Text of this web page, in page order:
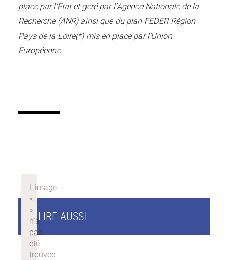
place par l’Etat et géré par l’Agence Nationale de la
Recherche (ANR) ainsi que du plan FEDER Région
Pays de la Loire(*) mis en place par l’Union
Européenne
À LIRE AUSSI